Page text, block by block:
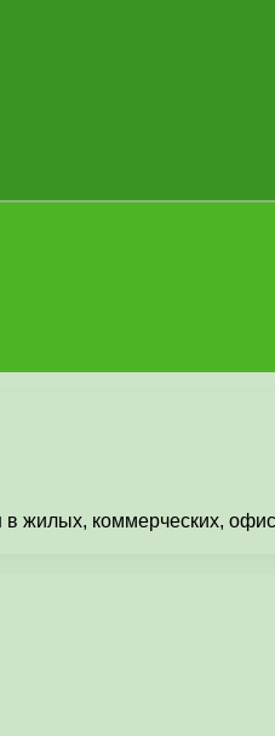
жилых, коммерческих,